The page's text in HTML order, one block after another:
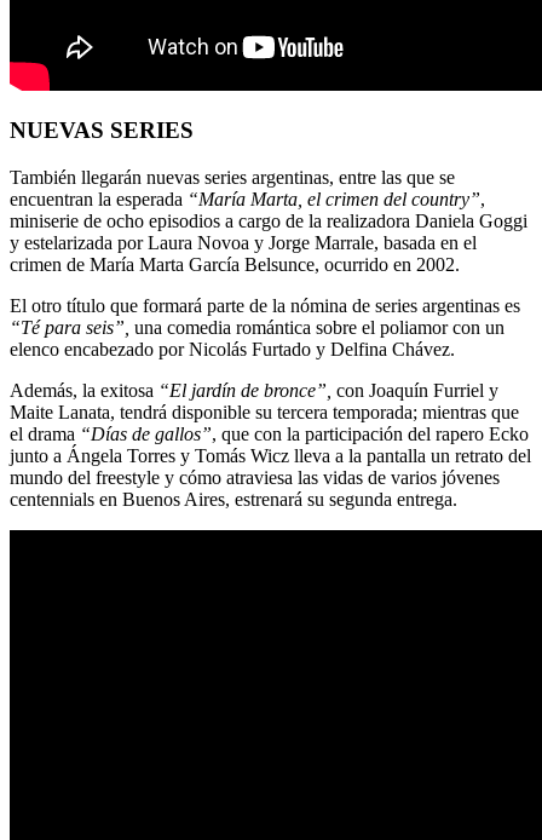
NUEVAS SERIES
También llegarán nuevas series argentinas, entre las que se
encuentran la esperada “María Marta, el crimen del country”,
miniserie de ocho episodios a cargo de la realizadora Daniela Goggi
y estelarizada por Laura Novoa y Jorge Marrale, basada en el
crimen de María Marta García Belsunce, ocurrido en 2002.
El otro título que formará parte de la nómina de series argentinas es
“Té para seis”, una comedia romántica sobre el poliamor con un
elenco encabezado por Nicolás Furtado y Delfina Chávez.
Además, la exitosa “El jardín de bronce”, con Joaquín Furriel y
Maite Lanata, tendrá disponible su tercera temporada; mientras que
el drama “Días de gallos”, que con la participación del rapero Ecko
junto a Ángela Torres y Tomás Wicz lleva a la pantalla un retrato del
mundo del freestyle y cómo atraviesa las vidas de varios jóvenes
centennials en Buenos Aires, estrenará su segunda entrega.